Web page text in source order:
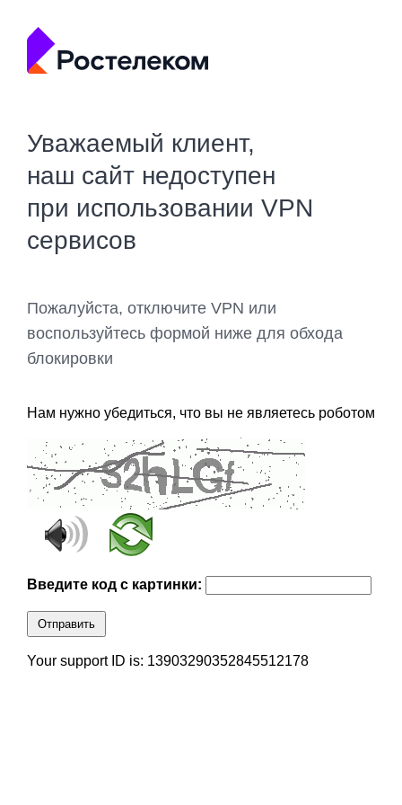
Уважаемый клиент,
наш сайт недоступен
при использовании VPN
сервисов
Пожалуйста, отключите VPN или
воспользуйтесь формой ниже для обхода
блокировки
Нам нужно убедиться, что вы не являетесь роботом
Введите код с картинки:
Отправить
Your support ID is: 13903290352845512178